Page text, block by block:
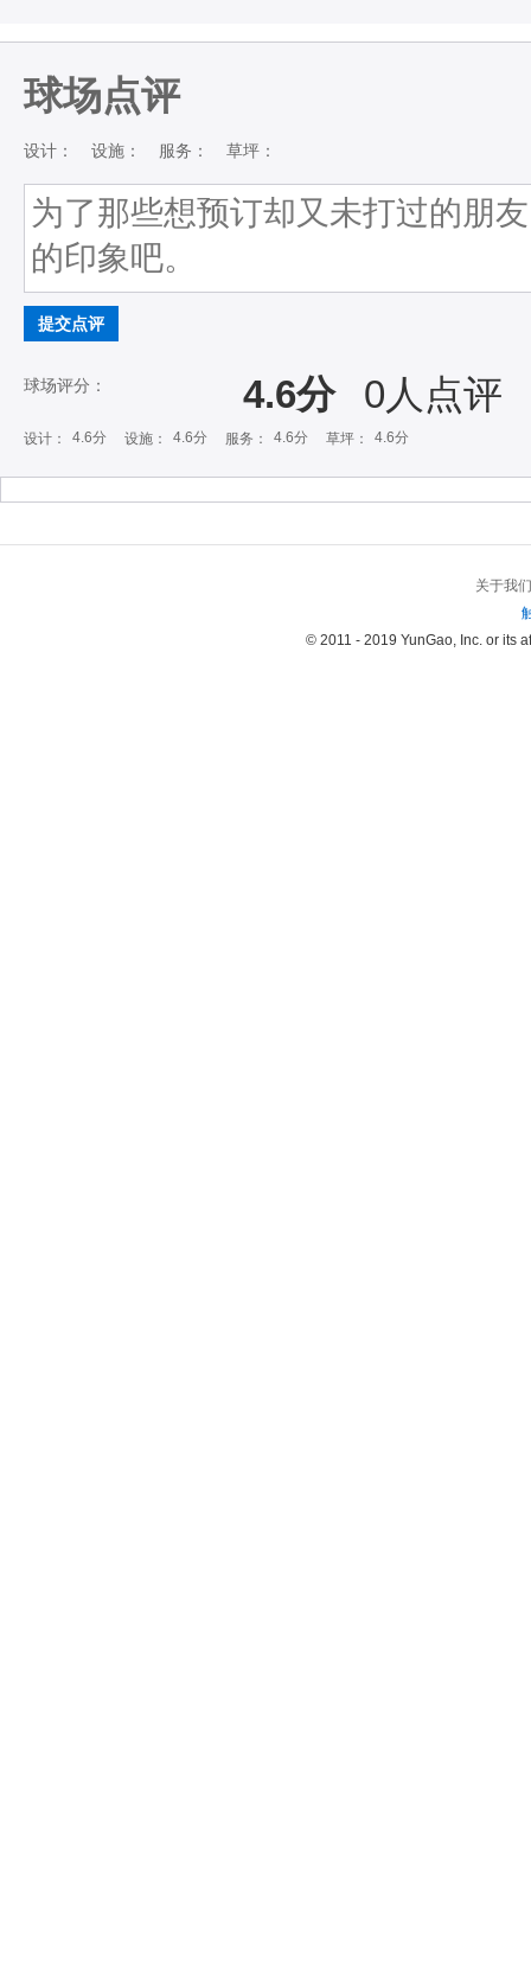
球场点评
设计： 设施： 服务： 草坪：
提交点评
球场评分： 4.6分 0人点评
设计： 4.6分 设施： 4.6分 服务： 4.6分 草坪： 4.6分
关于我们
© 2011 - 2019 YunGao, Inc. or its